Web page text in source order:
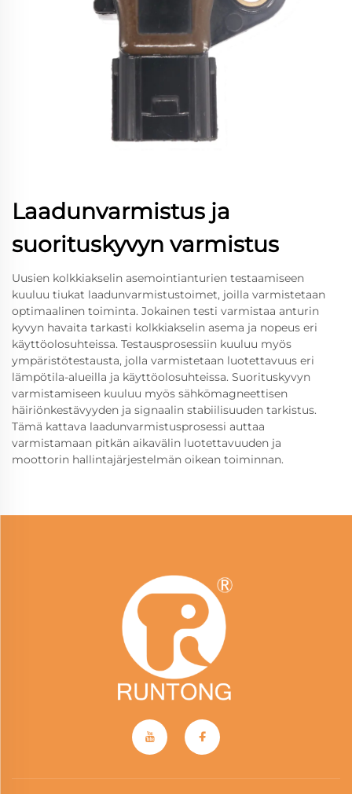
Laadunvarmistus ja
suorituskyvyn varmistus
Uusien kolkkiakselin asemointianturien testaamiseen
kuuluu tiukat laadunvarmistustoimet, joilla varmistetaan
optimaalinen toiminta. Jokainen testi varmistaa anturin
kyvyn havaita tarkasti kolkkiakselin asema ja nopeus eri
käyttöolosuhteissa. Testausprosessiin kuuluu myös
ympäristötestausta, jolla varmistetaan luotettavuus eri
lämpötila-alueilla ja käyttöolosuhteissa. Suorituskyvyn
varmistamiseen kuuluu myös sähkömagneettisen
häiriönkestävyyden ja signaalin stabiilisuuden tarkistus.
Tämä kattava laadunvarmistusprosessi auttaa
varmistamaan pitkän aikavälin luotettavuuden ja
moottorin hallintajärjestelmän oikean toiminnan.